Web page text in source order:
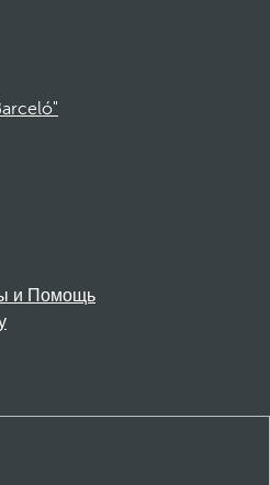
и Помощь